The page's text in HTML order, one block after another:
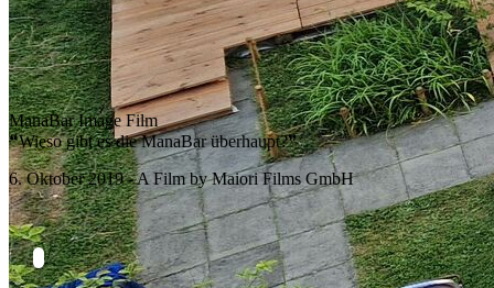
ManaBar Image Film
❝Wieso gibt es die ManaBar überhaupt?❞
6. Oktober 2019 - A Film by Maiori Films GmbH